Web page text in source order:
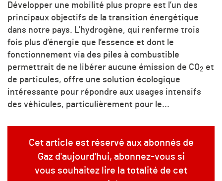
Développer une mobilité plus propre est l’un des
principaux objectifs de la transition énergétique
dans notre pays. L’hydrogène, qui renferme trois
fois plus d’énergie que l’essence et dont le
fonctionnement via des piles à combustible
permettrait de ne libérer aucune émission de CO2 et
de particules, offre une solution écologique
intéressante pour répondre aux usages intensifs
des véhicules, particulièrement pour le...
Cet article est réservé aux abonnés de
Gaz d'aujourd'hui, abonnez-vous si
vous souhaitez lire la totalité de cet